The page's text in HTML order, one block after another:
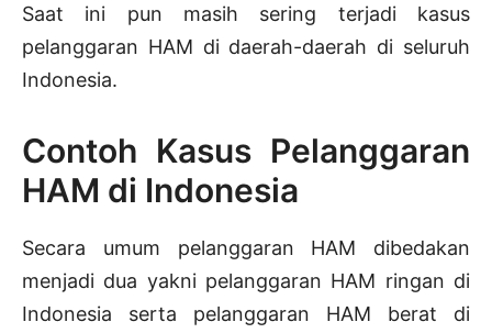
Saat ini pun masih sering terjadi kasus
pelanggaran HAM di daerah-daerah di seluruh
Indonesia.
Contoh Kasus Pelanggaran
HAM di Indonesia
Secara umum pelanggaran HAM dibedakan
menjadi dua yakni pelanggaran HAM ringan di
Indonesia serta pelanggaran HAM berat di